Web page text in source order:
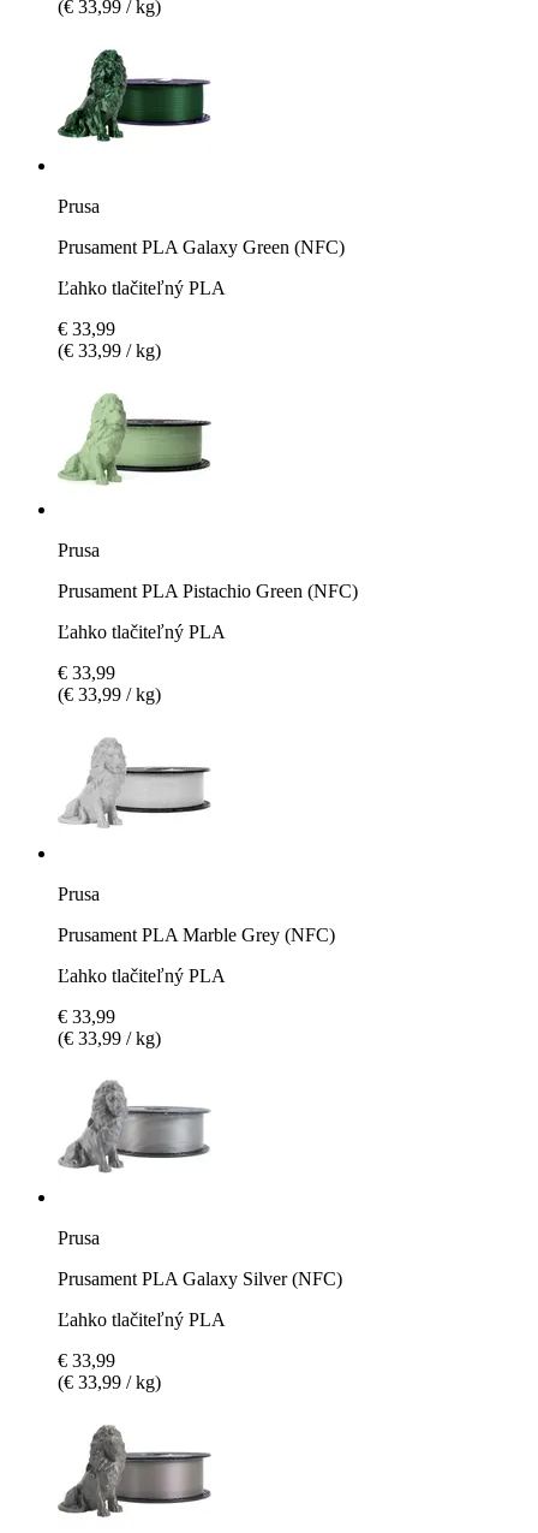
(€ 33,99 / kg)
Prusa
Prusament PLA Galaxy Green (NFC)
Ľahko tlačiteľný PLA
€ 33,99
(€ 33,99 / kg)
Prusa
Prusament PLA Pistachio Green (NFC)
Ľahko tlačiteľný PLA
€ 33,99
(€ 33,99 / kg)
Prusa
Prusament PLA Marble Grey (NFC)
Ľahko tlačiteľný PLA
€ 33,99
(€ 33,99 / kg)
Prusa
Prusament PLA Galaxy Silver (NFC)
Ľahko tlačiteľný PLA
€ 33,99
(€ 33,99 / kg)